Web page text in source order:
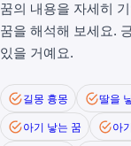
꿈의 내용을 자세히
꿈을 해석해 보세요.
있을 거예요.
길몽 흉몽 딸을
아기 낳는 꿈
아